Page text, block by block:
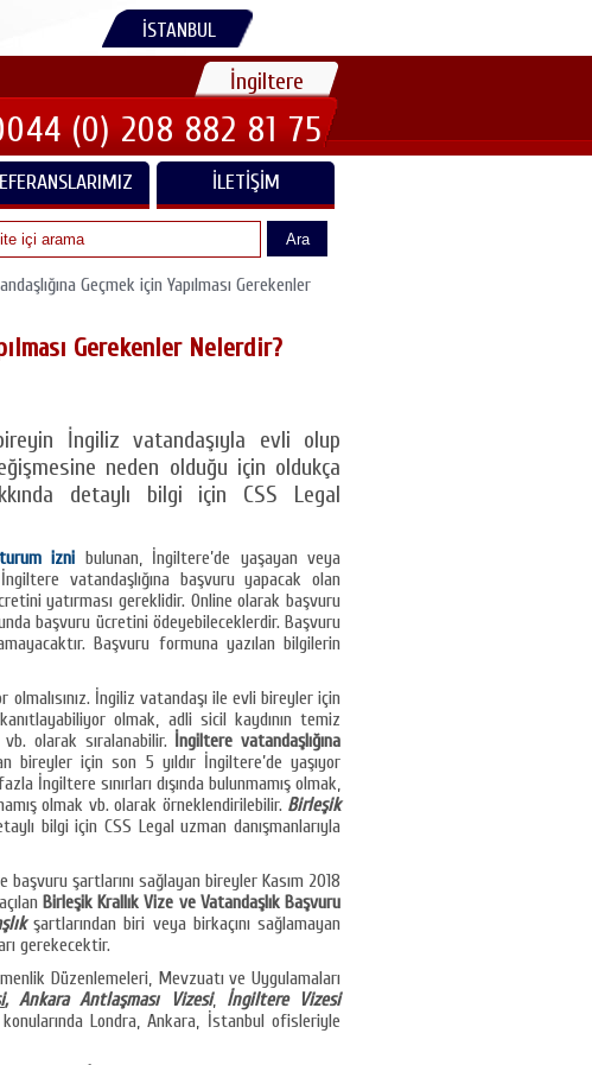
İSTANBUL
İngiltere
(0) 208 882 81 75
İLETIŞIM
Ara
Geçmek için Yapılması Gerekenler
Gerekenler Nelerdir?
İngiliz vatandaşıyla evli olup
neden olduğu için oldukça
detaylı bilgi için CSS Legal
izni bulunan, İngiltere’de yaşayan veya
vatandaşlığına başvuru yapacak olan
yatırması gereklidir. Online olarak başvuru
başvuru ücretini ödeyebileceklerdir. Başvuru
Başvuru formuna yazılan bilgilerin
olmalısınız. İngiliz vatandaşı ile evli bireyler için
olmak, adli sicil kaydının temiz
vb. olarak sıralanabilir. İngiltere vatandaşlığına
bireyler için son 5 yıldır İngiltere’de yaşıyor
İngiltere sınırları dışında bulunmamış olmak,
olmak vb. olarak örneklendirilebilir. Birleşik
bilgi için CSS Legal uzman danışmanlarıyla
başvuru şartlarını sağlayan bireyler Kasım 2018
Birleşik Krallık Vize ve Vatandaşlık Başvuru
şartlarından biri veya birkaçını sağlamayan
gerekecektir.
Düzenlemeleri, Mevzuatı ve Uygulamaları
i, Ankara Antlaşması Vizesi, İngiltere Vizesi
Londra, Ankara, İstanbul ofisleriyle